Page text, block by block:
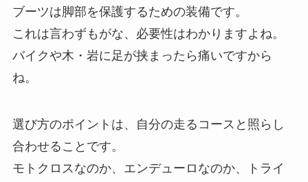
ブーツは脚部を保護するための装備です。
これは言わずもがな、必要性はわかりますよね。
バイクや木・岩に足が挟まったら痛いですから
ね。
選び方のポイントは、自分の走るコースと照らし
合わせることです。
モトクロスなのか、エンデューロなのか、トライ